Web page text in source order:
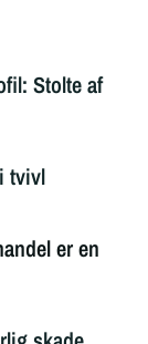
Stolte af
tvivl
er en